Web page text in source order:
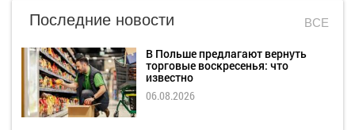
Последние новости ВСЕ
В Польше предлагают вернуть
торговые воскресенья: что
известно
06.08.2026